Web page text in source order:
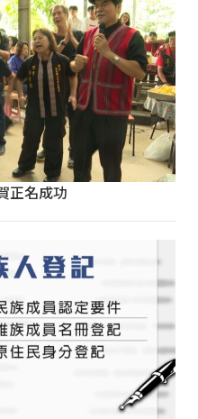
正名成功